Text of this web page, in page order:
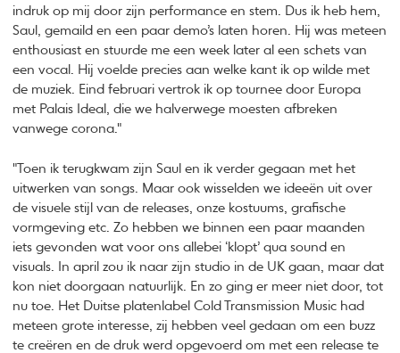
indruk op mij door zijn performance en stem. Dus ik heb hem,
Saul, gemaild en een paar demo’s laten horen. Hij was meteen
enthousiast en stuurde me een week later al een schets van
een vocal. Hij voelde precies aan welke kant ik op wilde met
de muziek. Eind februari vertrok ik op tournee door Europa
met Palais Ideal, die we halverwege moesten afbreken
vanwege corona."
"Toen ik terugkwam zijn Saul en ik verder gegaan met het
uitwerken van songs. Maar ook wisselden we ideeën uit over
de visuele stijl van de releases, onze kostuums, grafische
vormgeving etc. Zo hebben we binnen een paar maanden
iets gevonden wat voor ons allebei ‘klopt’ qua sound en
visuals. In april zou ik naar zijn studio in de UK gaan, maar dat
kon niet doorgaan natuurlijk. En zo ging er meer niet door, tot
nu toe. Het Duitse platenlabel Cold Transmission Music had
meteen grote interesse, zij hebben veel gedaan om een buzz
te creëren en de druk werd opgevoerd om met een release te